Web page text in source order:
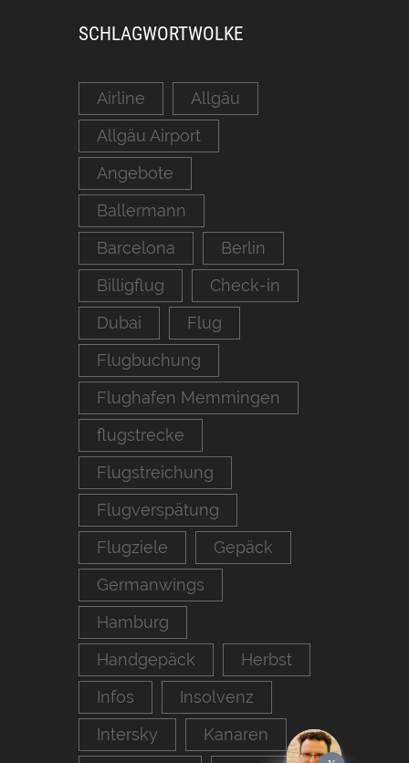
SCHLAGWORTWOLKE
Airline
Allgäu
Allgäu Airport
Angebote
Ballermann
Barcelona
Berlin
Billigflug
Check-in
Dubai
Flug
Flugbuchung
Flughafen Memmingen
flugstrecke
Flugstreichung
Flugverspätung
Flugziele
Gepäck
Germanwings
Hamburg
Handgepäck
Herbst
Infos
Insolvenz
Intersky
Kanaren